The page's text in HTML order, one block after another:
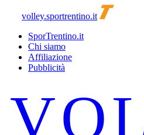
volley.sportrentino.it
SporTrentino.it
Chi siamo
Affiliazione
Pubblicità